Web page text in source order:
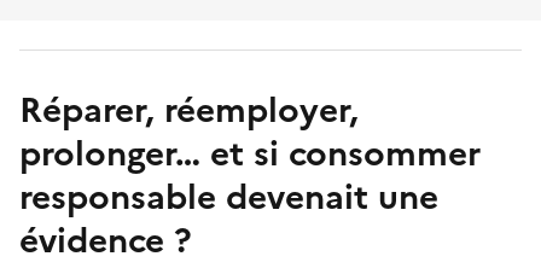
Réparer, réemployer,
prolonger… et si consommer
responsable devenait une
évidence ?